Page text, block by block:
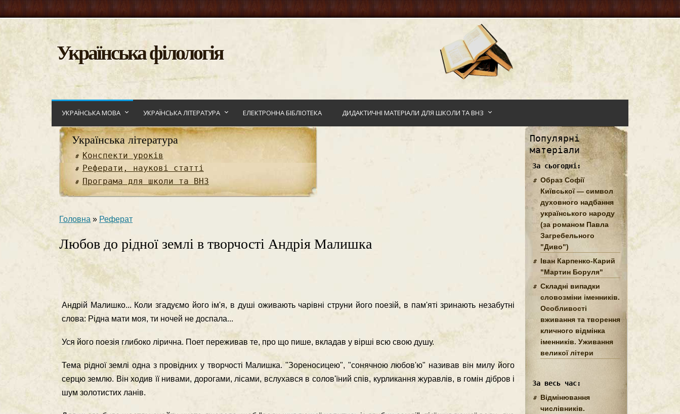
Українська філологія
УКРАЇНСЬКА МОВА УКРАЇНСЬКА ЛІТЕРАТУРА ЕЛЕКТРОННА БІБЛІОТЕКА ДИДАКТИЧНІ МАТЕРІАЛИ ДЛЯ ШКОЛИ ТА ВНЗ
Українська література
Конспекти уроків
Реферати, наукові статті
Програма для школи та ВНЗ
Головна » Реферат
Любов до рідної землі в творчості Андрія Малишка
Андрій Малишко... Коли згадуємо його ім'я, в душі оживають чарівні струни його поезій, в пам'яті зринають незабутні
слова: Рідна мати моя, ти ночей не доспала...
Уся його поезія глибоко лірична. Поет переживав те, про що пише, вкла­дав у вірші всю свою душу.
Тема рідної землі одна з провідних у творчості Малишка. "Зореносицею", "сонячною любов'ю" називав він милу його
серцю землю. Він ходив її нивами, дорогами, лісами, вслухався в солов'їний спів, курликання журавлів, в гомін дібров і
шум золотистих ланів.
Популярні
матеріали
За сьогодні:
Образ Софії
Київської — символ
духовного надбання
українського народу
(за романом Павла
Загребельного
"Диво")
Іван Карпенко-Карий
"Мартин Боруля"
Складні випадки
словозміни іменників.
Особливості
вживання та творення
кличного відмінка
іменників. Уживання
великої літери
За весь час:
Відмінювання
числівників.